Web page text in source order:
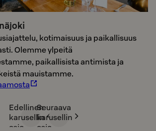
kotimaisuus ja paikallisuus
Olemme ylpeitä
paikallisista antimista ja
mauistamme.
Edellinen
karusellin
osio
Seuraava
karusellin
osio